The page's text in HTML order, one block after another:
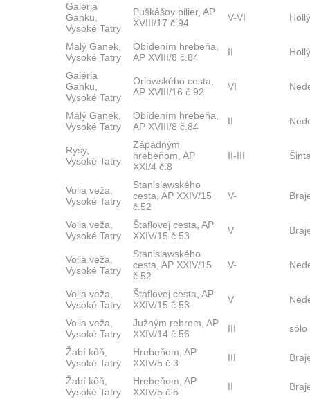
Galéria
Ganku,
Vysoké Tatry
Puškášov pilier, AP
XVIII/17 č.94
V-VI
Malý Ganek,
Vysoké Tatry
Obídením hrebeňa,
AP XVIII/8 č.84
II Hollý
Galéria
Ganku,
Vysoké Tatry
Orlowského cesta,
AP XVIII/16 č.92
VI
Malý Ganek,
Vysoké Tatry
Obídením hrebeňa,
AP XVIII/8 č.84
II
Rysy,
Vysoké Tatry
Západným
hrebeňom, AP
XXI/4 č.8
II-III
Volia veža,
Vysoké Tatry
Stanislawského
cesta, AP XXIV/15
č.52
V-
Volia veža,
Vysoké Tatry
Štaflovej cesta, AP
XXIV/15 č.53
V
Volia veža,
Vysoké Tatry
Stanislawského
cesta, AP XXIV/15
č.52
V-
Volia veža,
Vysoké Tatry
Štaflovej cesta, AP
XXIV/15 č.53
V
Volia veža,
Vysoké Tatry
Južným rebrom, AP
XXIV/14 č.56
III sólo
Žabí kôň,
Vysoké Tatry
Hrebeňom, AP
XXIV/5 č.3
III
Žabí kôň,
Vysoké Tatry
Hrebeňom, AP
XXIV/5 č.5
II